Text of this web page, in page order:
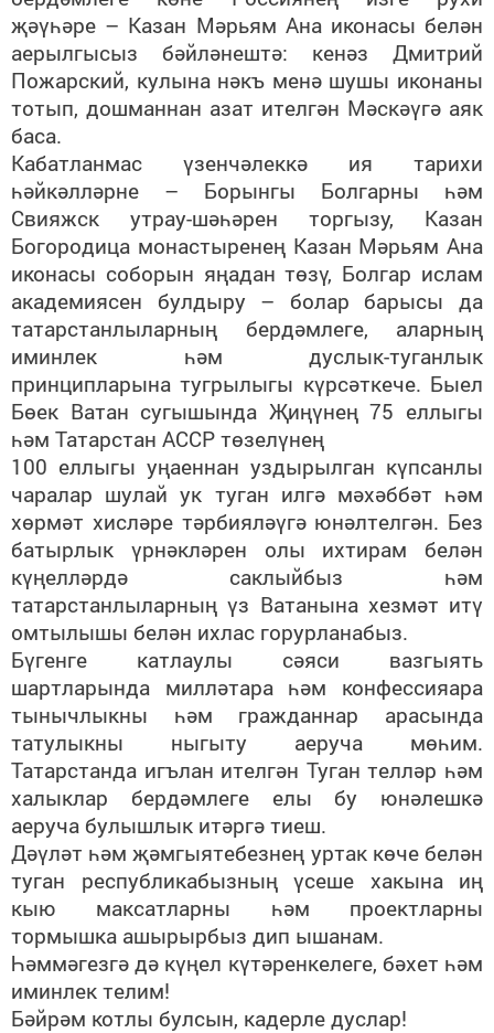
җәүһәре – Казан Мәрьям Ана иконасы белән
аерылгысыз бәйләнештә: кенәз Дмитрий
Пожарский, кулына нәкъ менә шушы иконаны
тотып, дошманнан азат ителгән Мәскәүгә аяк
баса.
Кабатланмас үзенчәлеккә ия тарихи
һәйкәлләрне – Борынгы Болгарны һәм
Свияжск утрау-шәһәрен торгызу, Казан
Богородица монастыренең Казан Мәрьям Ана
иконасы соборын яңадан төзү, Болгар ислам
академиясен булдыру – болар барысы да
татарстанлыларның бердәмлеге, аларның
иминлек һәм дуслык-туганлык
принципларына тугрылыгы күрсәткече. Быел
Бөек Ватан сугышында Җиңүнең 75 еллыгы
һәм Татарстан АССР төзелүнең
100 еллыгы уңаеннан уздырылган күпсанлы
чаралар шулай ук туган илгә мәхәббәт һәм
хөрмәт хисләре тәрбияләүгә юнәлтелгән. Без
батырлык үрнәкләрен олы ихтирам белән
күңелләрдә саклыйбыз һәм
татарстанлыларның үз Ватанына хезмәт итү
омтылышы белән ихлас горурланабыз.
Бүгенге катлаулы сәяси вазгыять
шартларында милләтара һәм конфессияара
тынычлыкны һәм гражданнар арасында
татулыкны ныгыту аеруча мөһим.
Татарстанда игълан ителгән Туган телләр һәм
халыклар бердәмлеге елы бу юнәлешкә
аеруча булышлык итәргә тиеш.
Дәүләт һәм җәмгыятебезнең уртак көче белән
туган республикабызның үсеше хакына иң
кыю максатларны һәм проектларны
тормышка ашырырбыз дип ышанам.
Һәммәгезгә дә күңел күтәренкелеге, бәхет һәм
иминлек телим!
Бәйрәм котлы булсын, кадерле дуслар!